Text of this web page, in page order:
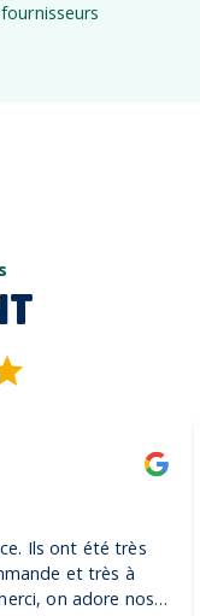
Ils ont été très
et très à
on adore nos